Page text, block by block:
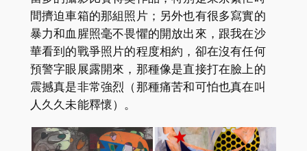
間擠迫車箱的那組照片；另外也有很多寫實的
暴力和血腥照毫不畏懼的開放出來，跟我在沙
華看到的戰爭照片的程度相約，卻在沒有任何
預警字眼展露開來，那種像是直接打在臉上的
震撼真是非常強烈（那種痛苦和可怕也真在叫
人久久未能釋懷）。